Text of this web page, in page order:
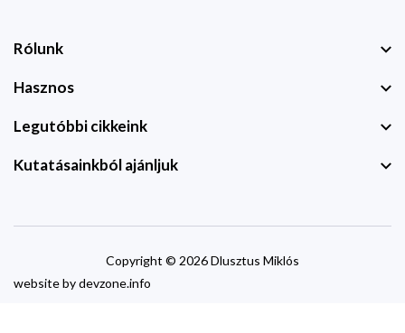
Rólunk
Hasznos
Legutóbbi cikkeink
Kutatásainkból ajánljuk
Copyright © 2026 Dlusztus Miklós
website bydevzone.info